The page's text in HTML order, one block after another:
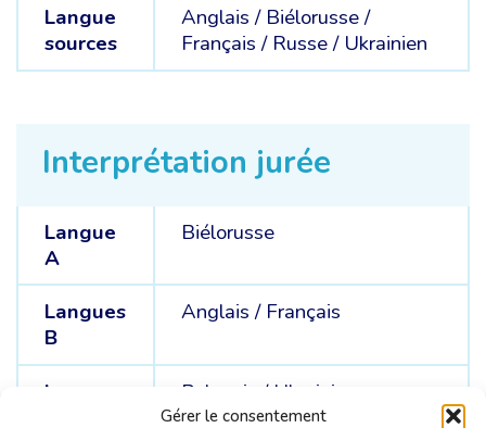
Gérer le consentement
Langue
sources
Anglais / Biélorusse /
Français / Russe / Ukrainien
Interprétation jurée
Langue
A
Biélorusse
Langues
B
Anglais / Français
Langues
Polonais / Ukrainien